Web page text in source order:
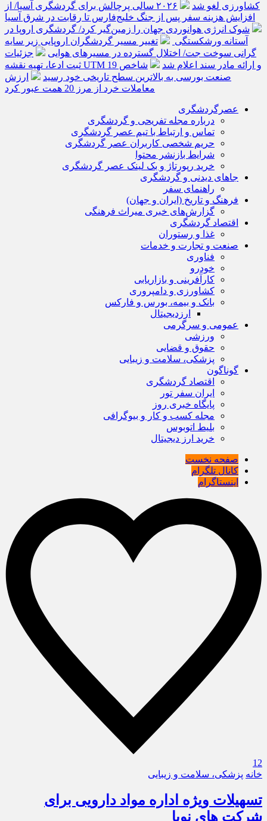
کشاورزی لغو شد
۲۰۲۶ سالی پرچالش برای گردشگری آسیا/ از
افزایش هزینه سفر پس از جنگ خلیج‌فارس تا رقابت در شرق آسیا
شوک انرژی هوانوردی جهان را زمین‌گیر کرد/ گردشگری اروپا در
آستانه ورشکستگی
تغییر مسیر گردشگران اروپایی زیر سایه
گرانی سوخت جت/ اختلال گسترده در مسیرهای هوایی
جزئیات
ثبت ادعا، تهیه نقشه UTM و ارائه مادر سند اعلام شد
شاخص 19
صنعت بورسی به بالاترین سطح تاریخی خود رسید
ارزش
معاملات خرد از مرز 20 همت عبور کرد
عصرگردشگری
درباره مجله تفریحی و گردشگری
تماس و ارتباط با تیم عصر گردشگری
حریم شخصی کاربران عصر گردشگری
شرایط بازنشر محتوا
خرید رپورتاژ و بک لینک عصر گردشگری
جاهای دیدنی و گردشگری
راهنمای سفر
فرهنگ و تاریخ (ایران و جهان)
گزارش‌های خبری میراث فرهنگی
اقتصاد گردشگری
غذا و رستوران
صنعت و تجارت و خدمات
فناوری
خودرو
کارآفرینی و بازاریابی
کشاورزی و دامپروری
بانک و بیمه، بورس و فارکس
ارزدیجیتال
عمومی و سرگرمی
ورزشی
حقوق و قضایی
پزشکی، سلامت و زیبایی
گوناگون
اقتصاد گردشگری
ایران سفر تور
پایگاه خبری روز
مجله کسب و کار و بیوگرافی
بلیط اتوبوس
خرید ارز دیجیتال
صفحه نخست
کانال تلگرام
اینستاگرام
12
خانه پزشکی، سلامت و زیبایی
تسهیلات ویژه اداره مواد دارویی برای
شرکت های نوپا